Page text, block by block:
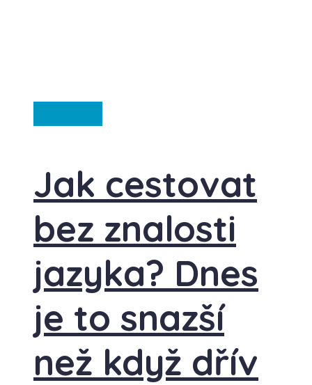
Jak cestovat
bez znalosti
jazyka? Dnes
je to snazší
než když dřív